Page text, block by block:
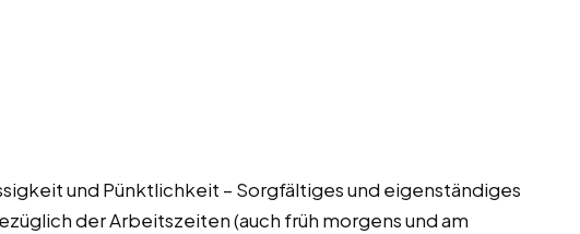
und Pünktlichkeit – Sorgfältiges und eigenständiges
der Arbeitszeiten (auch früh morgens und am